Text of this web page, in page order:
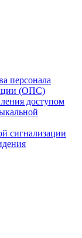
персонала
(ОПС)
доступом
сигнализации